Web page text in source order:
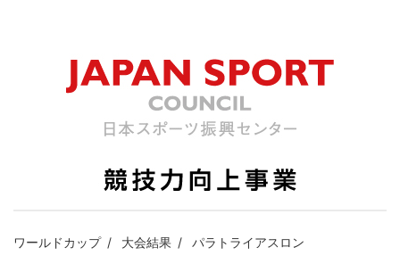
ワールドカップ 大会結果 パラトライアスロン